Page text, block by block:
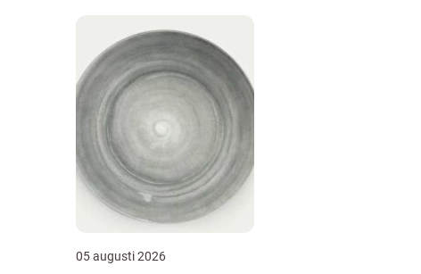
05 augusti 2026